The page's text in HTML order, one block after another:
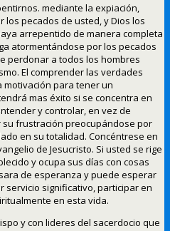
mediante la expiación,
los pecados de usted, y Dios los
arrepentido de manera completa
atormentándose por los pecados
perdonar a todos los hombres
El comprender las verdades
para tener un
mas éxito si se concentra en
y controlar, en vez de
frustración preocupándose por
en su totalidad. Concéntrese en
de Jesucristo. Si usted se rige
y ocupa sus días con cosas
de esperanza y puede esperar
significativo, participar en
en esta vida.
y con lideres del sacerdocio que